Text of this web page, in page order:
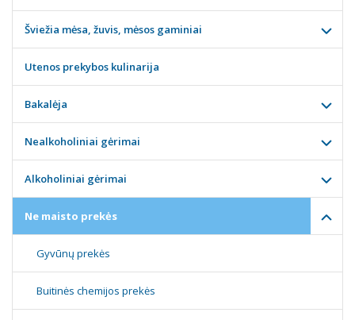
Šviežia mėsa, žuvis, mėsos gaminiai
Utenos prekybos kulinarija
Bakalėja
Nealkoholiniai gėrimai
Alkoholiniai gėrimai
Ne maisto prekės
Gyvūnų prekės
Buitinės chemijos prekės